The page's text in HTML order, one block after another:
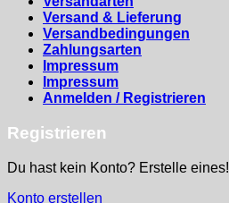
Versand & Lieferung
Versandbedingungen
Zahlungsarten
Impressum
Impressum
Anmelden / Registrieren
Registrieren
Du hast kein Konto? Erstelle eines!
Konto erstellen